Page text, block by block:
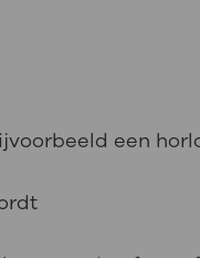
een